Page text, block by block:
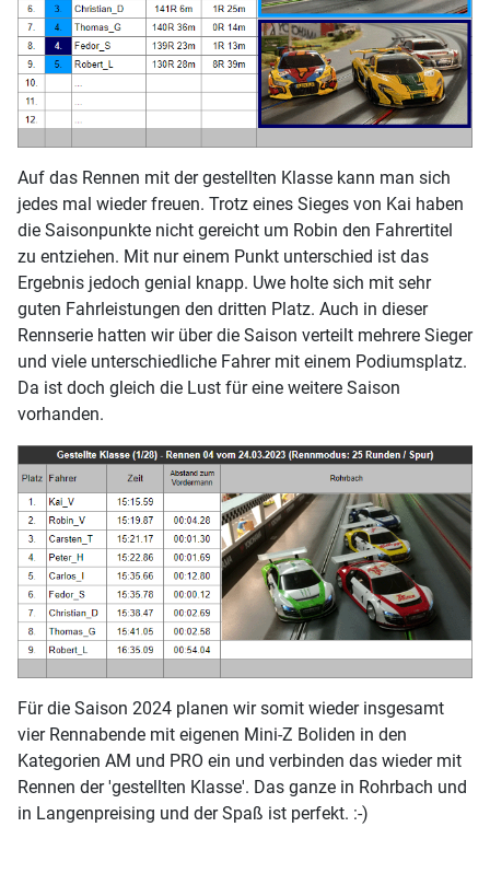
Auf das Rennen mit der gestellten Klasse kann man sich
jedes mal wieder freuen. Trotz eines Sieges von Kai haben
die Saisonpunkte nicht gereicht um Robin den Fahrertitel
zu entziehen. Mit nur einem Punkt unterschied ist das
Ergebnis jedoch genial knapp. Uwe holte sich mit sehr
guten Fahrleistungen den dritten Platz. Auch in dieser
Rennserie hatten wir über die Saison verteilt mehrere Sieger
und viele unterschiedliche Fahrer mit einem Podiumsplatz.
Da ist doch gleich die Lust für eine weitere Saison
vorhanden.
Für die Saison 2024 planen wir somit wieder insgesamt
vier Rennabende mit eigenen Mini-Z Boliden in den
Kategorien AM und PRO ein und verbinden das wieder mit
Rennen der 'gestellten Klasse'. Das ganze in Rohrbach und
in Langenpreising und der Spaß ist perfekt. :-)